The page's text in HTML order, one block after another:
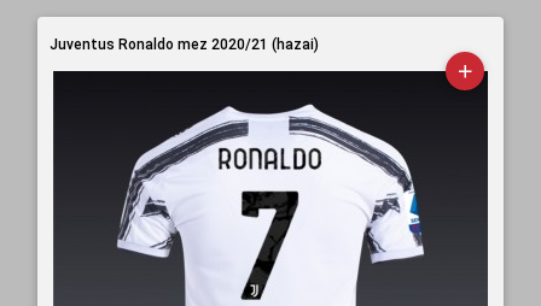
Juventus Ronaldo mez 2020/21 (hazai)